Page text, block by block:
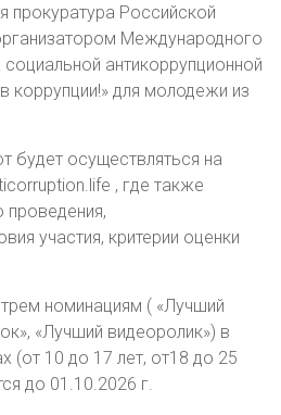
прокуратура Российской
Международного
антикоррупционной
коррупции!» для молодежи из
будет осуществляться на
, где также
участия, критерии оценки
номинациям ( «Лучший
«Лучший видеоролик») в
(от 10 до 17 лет, от18 до 25
до 01.10.2026 г.